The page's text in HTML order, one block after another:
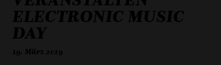
ELECTRONIC MUSIC
DAY
19. März 2019